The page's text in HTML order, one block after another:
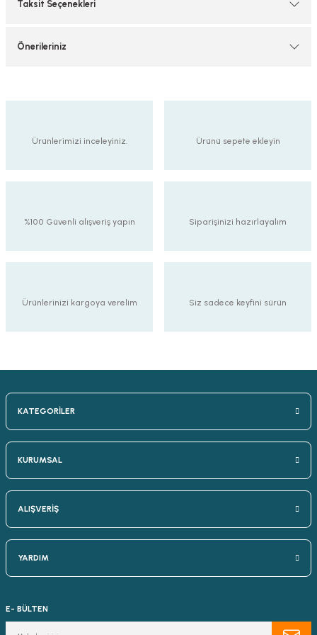
Taksit Seçenekleri
Önerileriniz
Ürünlerimizi inceleyiniz. Ürünü sepete ekleyin
%100 Güvenli alışveriş yapın Siparişinizi hazırlayalım
Ürünlerinizi kargoya verelim Siz sadece keyfini sürün
KATEGORİLER
KURUMSAL
ALIŞVERİŞ
YARDIM
E- BÜLTEN